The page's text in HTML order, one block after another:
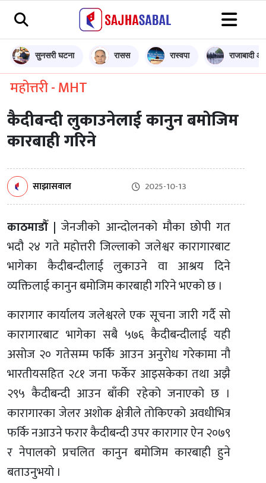
सुनसरी घटना रासस रास्वपा राजाबादी
महोत्तरी - MHT
कैदीबन्दी लुकाउनेलाई कानुन बमोजिम
कारबाही गरिने
साझासवाल 2025-10-13
काठमाडौँ | जेनजीको आन्दोलनको मौका छोपी गत
भदौ २४ गते महोत्तरी जिल्लाको जलेश्वर कारागारबाट
भागेका कैदीबन्दीलाई लुकाउने वा आश्रय दिने
व्यक्तिलाई कानुन बमोजिम कारबाही गरिने भएको छ ।
कारागार कार्यालय जलेश्वरले एक सूचना जारी गर्दै सो
कारागारबाट भागेका सबै ५७६ कैदीबन्दीलाई यही
असोज २० गतेसम्म फर्कि आउन अनुरोध गरेकामा नौ
भारतीयसहित २८१ जना फर्केर आइसकेका तथा अझै
२९५ कैदीबन्दी आउन बाँकी रहेको जनाएको छ ।
कारागारका जेलर अशोक क्षेत्रीले तोकिएको अवधीभित्र
फर्कि नआउने फरार कैदीबन्दी उपर कारागार ऐन २०७९
र नेपालको प्रचलित कानुन बमोजिम कारबाही हुने
बताउनुभयो ।